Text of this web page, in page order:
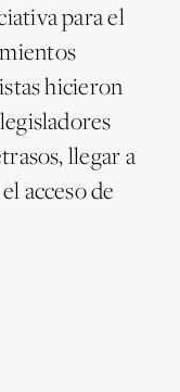
para el
hicieron
llegar a
acceso de